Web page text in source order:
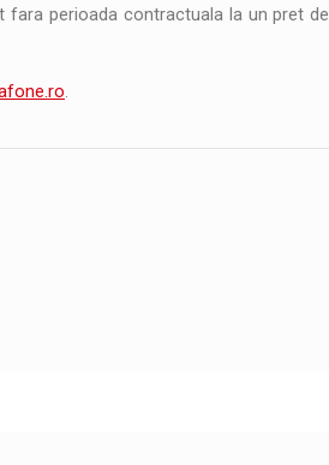
fara perioada contractuala la un pret de
.